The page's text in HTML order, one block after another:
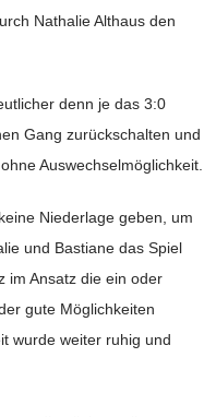
Nathalie Althaus den
denn je das 3:0
Gang zurückschalten und
Auswechselmöglichkeit.
Niederlage geben, um
und Bastiane das Spiel
im Ansatz die ein oder
gute Möglichkeiten
wurde weiter ruhig und